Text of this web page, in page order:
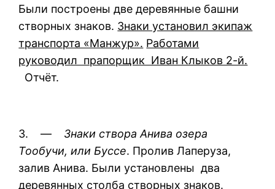
Были построены две деревянные башни
створных знаков. Знаки установил экипаж
транспорта «Манжур». Работами
руководил прапорщик Иван Клыков 2-й.
Отчёт.
3. — Знаки створа Анива озера
Тообучи, или Буссе. Пролив Лаперуза,
залив Анива. Были установлены два
деревянных столба створных знаков.